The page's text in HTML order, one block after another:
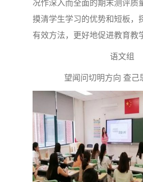
况作深入而全面的期末测评质
摸清学生学习的优势和短板，
有效方法，更好地促进教育教
语文组
望闻问切明方向 查己